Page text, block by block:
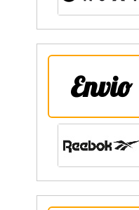
Envio